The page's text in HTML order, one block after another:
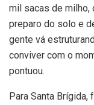
mil sacas de milho,
preparo do solo e
gente vá
conviver com o
pontuou.
Para Santa